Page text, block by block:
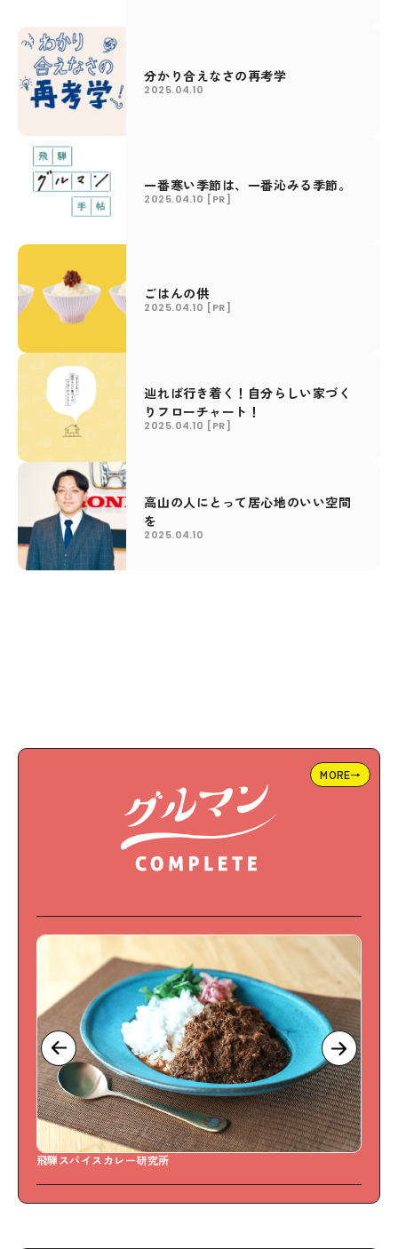
分かり合えなさの再考学
2025.04.10
一番寒い季節は、一番沁みる季節。
2025.04.10 [PR]
ごはんの供
2025.04.10 [PR]
辿れば行き着く！自分らしい家づく
りフローチャート！
2025.04.10 [PR]
高山の人にとって居心地のいい空間
を
2025.04.10
MORE→
飛騨スパイスカレー研究所